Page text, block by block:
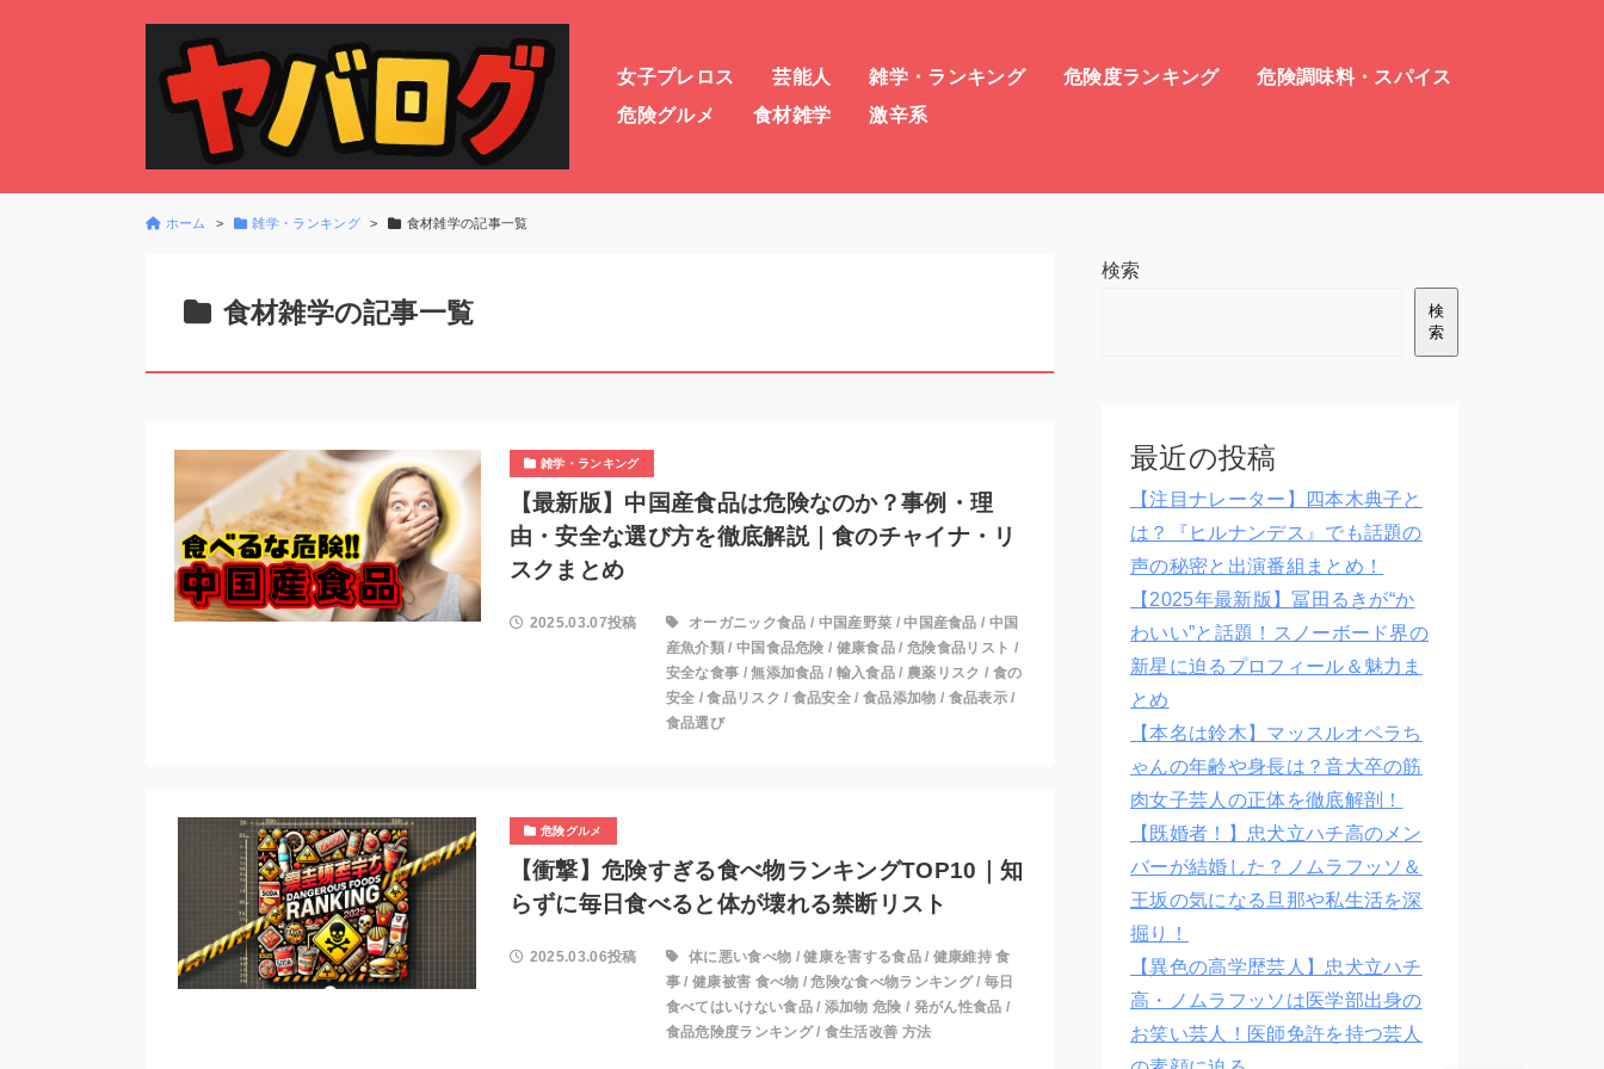
女子プレロス 芸能人 雑学・ランキング 危険度ランキング
危険調味料・スパイス
危険グルメ
食材雑学 激辛系
ホーム 雑学・ランキング 食材雑学の記事一覧
食材雑学の記事一覧
雑学・ランキング
【最新版】中国産食品は危険なのか？事例・理
由・安全な選び方を徹底解説｜食のチャイナ・リ
スクまとめ
2025.03.07投稿 オーガニック食品 / 中国産野菜 /中国産食品 / 中国
産魚介類/ 中国食品危険 / 健康食品 /危険食品リスト /
安全な食事 /無添加食品 / 輸入食品 / 農薬リスク / 食の
安全 /食品リスク / 食品安全 /食品添加物 / 食品表示/
食品選び
危険グルメ
【衝撃】危険すぎる食べ物ランキングTOP10｜知
らずに毎日食べると体が壊れる禁断リスト
2025.03.06投稿 体に悪い食べ物 /健康を害する食品/ 健康維持 食
事/ 健康被害 食べ物 /危険な食べ物ランキング/ 毎日
食べてはいけない食品/ 添加物 危険 / 発がん性食品 /
食品危険度ランキング/ 食生活改善 方法
検索
検
索
最近の投稿
【注目ナレーター】四本木典子と
は？『ヒルナンデス』でも話題の
声の秘密と出演番組まとめ！
【2025年最新版】冨田るきが“か
わいい”と話題！スノーボード界の
新星に迫るプロフィール＆魅力ま
とめ
【本名は鈴木】マッスルオペラち
ゃんの年齢や身長は？音大卒の筋
肉女子芸人の正体を徹底解剖！
【既婚者！】忠犬立ハチ高のメン
バーが結婚した？ノムラフッソ＆
王坂の気になる旦那や私生活を深
掘り！
【異色の高学歴芸人】忠犬立ハチ
高・ノムラフッソは医学部出身の
お笑い芸人！医師免許を持つ芸人